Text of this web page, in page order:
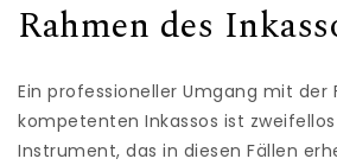
Rahmen des
Ein professioneller Umgang mit der
kompetenten Inkassos ist
Instrument, das in diesen Fällen